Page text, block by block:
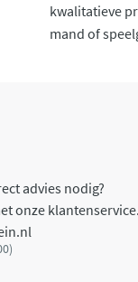
kwalitatieve
mand of
advies nodig?
onze klantenservice.